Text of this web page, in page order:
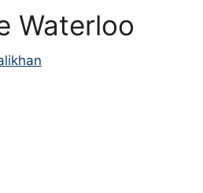
Waterloo